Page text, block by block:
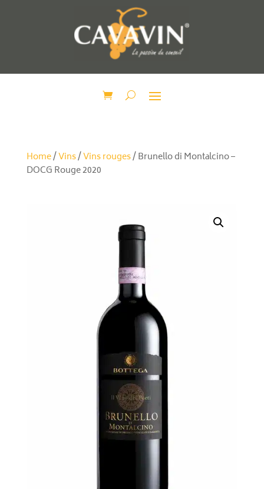
Home/Vins/Vins rouges/ Brunello di Montalcino –
DOCG Rouge 2020